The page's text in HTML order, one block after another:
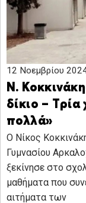
12 Νοεμβρίου
Ν.
δίκιο – Τρία
πολλά»
Ο Νίκος
Γυμνασίου
ξεκίνησε στο
μαθήματα που
αιτήματα των